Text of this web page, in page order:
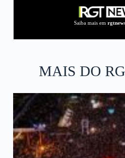
Saiba mais em
MAIS DO